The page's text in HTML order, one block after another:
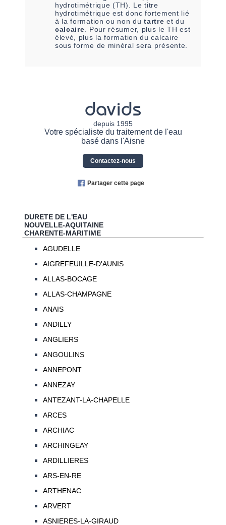
hydrotimétrique (TH). Le titre
hydrotimétrique est donc fortement lié
à la formation ou non dutartre et du
calcaire . Pour résumer, plus le TH est
élevé, plus la formation du calcaire
sous forme de minéral sera présente.
davids
depuis 1995
Votre spécialiste du traitement de l'eau
basé dans l'Aisne
Contactez-nous
Partager cette page
DURETE DE L'EAU
NOUVELLE-AQUITAINE
CHARENTE-MARITIME
AGUDELLE
AIGREFEUILLE-D'AUNIS
ALLAS-BOCAGE
ALLAS-CHAMPAGNE
ANAIS
ANDILLY
ANGLIERS
ANGOULINS
ANNEPONT
ANNEZAY
ANTEZANT-LA-CHAPELLE
ARCES
ARCHIAC
ARCHINGEAY
ARDILLIERES
ARS-EN-RE
ARTHENAC
ARVERT
ASNIERES-LA-GIRAUD